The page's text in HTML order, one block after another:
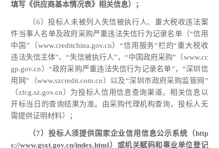
填写《供应商基本情况表》相关信息）；
（6）投标人未被列入失信被执行人、重大税收违法案
件当事人名单及政府采购严重违法失信行为记录名单（“信用
中国”（www.creditchina.gov.cn）“信用服务”栏的“重大税收
违法失信主体”、“失信被执行人”，“中国政府采购”（www.cc
gp.gov.cn） “政府采购严重违法失信行为记录名单”，“深圳信
用网”（www.szcredit.com.cn）以及“深圳市政府采购监管网”
（zfcg.sz.gov.cn）为投标人信用信息查询渠道，相关信息以
开标当日的查询结果为准。由采购代理机构查询，投标人无
需提供证明材料）；
（7）投标人须提供国家企业信用信息公示系统（http
s://www.gsxt.gov.cn/index.html）或机关赋码和事业单位登记